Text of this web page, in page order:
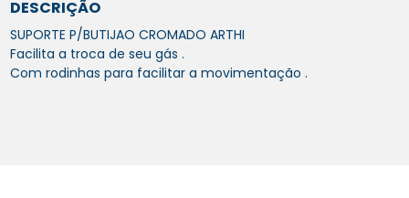
DESCRIÇÃO
SUPORTE P/BUTIJAO CROMADO ARTHI
Facilita a troca de seu gás .
Com rodinhas para facilitar a movimentação .